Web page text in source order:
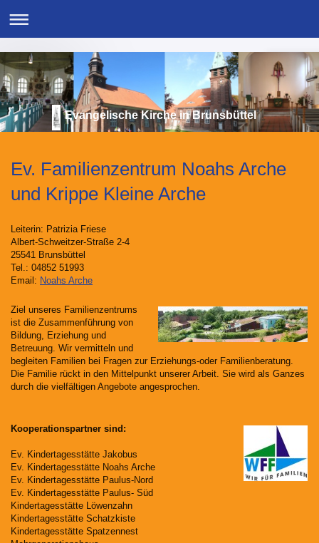
Evangelische Kirche in Brunsbüttel
Ev. Familienzentrum Noahs Arche
und Krippe Kleine Arche
Leiterin: Patrizia Friese
Albert-Schweitzer-Straße 2-4
25541 Brunsbüttel
Tel.: 04852 51993
Email: Noahs Arche
Ziel unseres Familienzentrums
ist die Zusammenführung von
Bildung, Erziehung und
Betreuung. Wir vermitteln und
begleiten Familien bei Fragen zur Erziehungs-oder Familienberatung.
Die Familie rückt in den Mittelpunkt unserer Arbeit. Sie wird als Ganzes
durch die vielfältigen Angebote angesprochen.
Kooperationspartner sind:
Ev. Kindertagesstätte Jakobus
Ev. Kindertagesstätte Noahs Arche
Ev. Kindertagesstätte Paulus-Nord
Ev. Kindertagesstätte Paulus- Süd
Kindertagesstätte Löwenzahn
Kindertagesstätte Schatzkiste
Kindertagesstätte Spatzennest